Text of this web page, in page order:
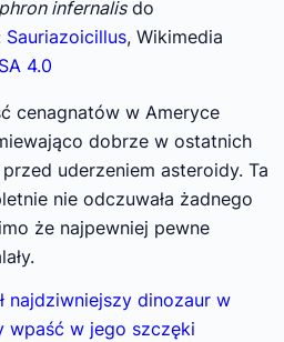
infernalisdo
Sauriazoicillus, Wikimedia
4.0
cenagnatów w Ameryce
dobrze w ostatnich
uderzeniem asteroidy. Ta
nie odczuwała żadnego
że najpewniej pewne
najdziwniejszy dinozaur w
wpaść w jego szczęki